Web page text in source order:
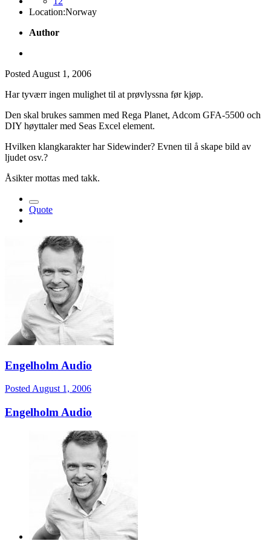
Location:Norway
Author
Posted August 1, 2006
Har tyværr ingen mulighet til at prøvlyssna før kjøp.
Den skal brukes sammen med Rega Planet, Adcom GFA-5500 och
DIY høyttaler med Seas Excel element.
Hvilken klangkarakter har Sidewinder? Evnen til å skape bild av
ljudet osv.?
Åsikter mottas med takk.
Quote
Engelholm Audio
PostedAugust 1, 2006
Engelholm Audio